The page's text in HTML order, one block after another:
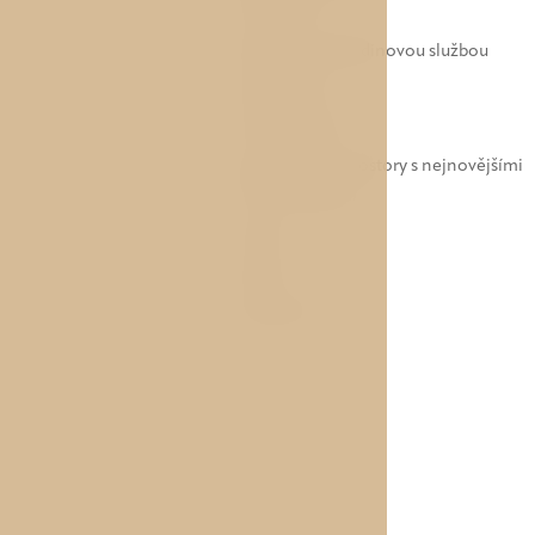
Recepce s 24hodinovou službou
Konferenční prostory s nejnovějšími